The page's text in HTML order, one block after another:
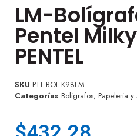
LM-
Pentel
PENTEL
SKU PTL-BOL-K98LM
Categorías Boligrafos, Papeleria